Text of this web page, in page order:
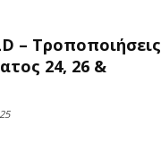
– Τροποποιήσεις
24, 26 &